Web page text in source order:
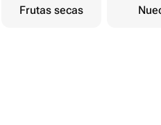
Frutas secas